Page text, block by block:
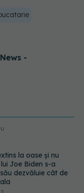
-
Joe Biden s-a
dezvăluie cât de